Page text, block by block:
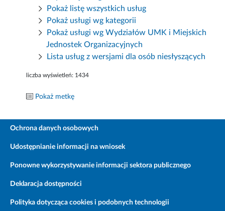
Pokaż listę wszystkich usług
Pokaż usługi wg kategorii
Pokaż usługi wg Wydziałów UMK i Miejskich
Jednostek Organizacyjnych
Lista usług z wersjami dla osób niesłyszących
liczba wyświetleń: 1434
Pokaż metkę
Ochrona danych osobowych
Udostępnianie informacji na wniosek
Ponowne wykorzystywanie informacji sektora publicznego
Deklaracja dostępności
Polityka dotycząca cookies i podobnych technologii